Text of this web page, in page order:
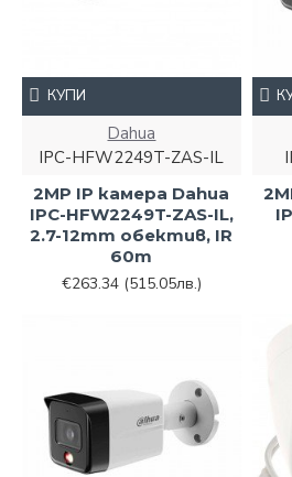
Dahua
IPC-HFW2249T-ZAS-IL
2MP IP камера Dahua
IPC-HFW2249T-ZAS-IL,
2.7-12mm обектив, IR
60m
€263.34 (515.05лв.)
КУПИ